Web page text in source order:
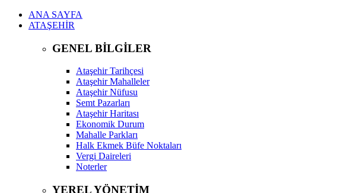
ANA SAYFA
ATAŞEHİR
GENEL BİLGİLER
Ataşehir Tarihçesi
Ataşehir Mahalleler
Ataşehir Nüfusu
Semt Pazarları
Ataşehir Haritası
Ekonomik Durum
Mahalle Parkları
Halk Ekmek Büfe Noktaları
Vergi Daireleri
Noterler
YEREL YÖNETİM